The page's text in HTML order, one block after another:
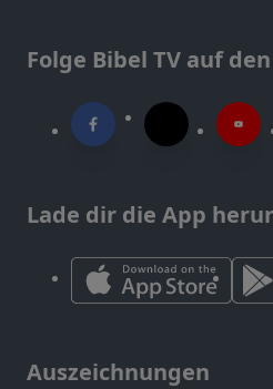
Folge Bibel TV auf
Lade dir die App
Auszeichnungen